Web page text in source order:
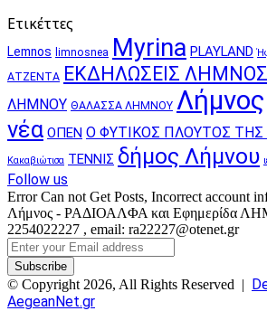
Ετικέττες
Lemnos limnosnea Myrina PLAYLAND
ΑΤΖΕΝΤΑ ΕΚΔΗΛΩΣΕΙΣ ΛΗΜΝΟΣ
ΛΗΜΝΟΥ ΘΑΛΑΣΣΑ ΛΗΜΝΟΥ Λήμνος
νέα ΟΠΕΝ Ο ΦΥΤΙΚΟΣ ΠΛΟΥΤΟΣ
Κακαβιώτισα ΤΕΝΝΙΣ δήμος Λήμνου
Follow us
Error Can not Get Posts, Incorrect account
Λήμνος - ΡΑΔΙΟΑΛΦΑ και Εφημερίδα
2254022227 , email: ra22227@otenet.gr
Enter
your
Email
address
© Copyright 2026, All Rights Reserved |
AegeanNet.gr